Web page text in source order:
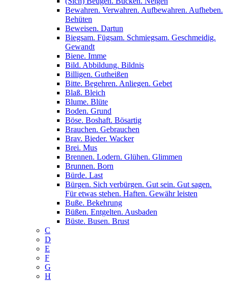
Bewahren. Verwahren. Aufbewahren. Aufheben.
Behüten
Beweisen. Dartun
Biegsam. Fügsam. Schmiegsam. Geschmeidig.
Gewandt
Biene. Imme
Bild. Abbildung. Bildnis
Billigen. Gutheißen
Bitte. Begehren. Anliegen. Gebet
Blaß. Bleich
Blume. Blüte
Boden. Grund
Böse. Boshaft. Bösartig
Brauchen. Gebrauchen
Brav. Bieder. Wacker
Brei. Mus
Brennen. Lodern. Glühen. Glimmen
Brunnen. Born
Bürde. Last
Bürgen. Sich verbürgen. Gut sein. Gut sagen.
Für etwas stehen. Haften. Gewähr leisten
Buße. Bekehrung
Büßen. Entgelten. Ausbaden
Büste. Busen. Brust
C
D
E
F
G
H